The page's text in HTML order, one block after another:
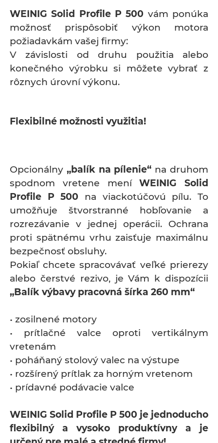
WEINIG Solid Profile P 500 vám ponúka
možnosť prispôsobiť výkon motora
požiadavkám vašej firmy:
V závislosti od druhu použitia alebo
konečného výrobku si môžete vybrať z
rôznych úrovní výkonu.
Flexibilné možnosti využitia!
Opcionálny „balík na pílenie“ na druhom
spodnom vretene meníWEINIG Solid
Profile P 500 na viackotúčovú pílu. To
umožňuje štvorstranné hobľovanie a
rozrezávanie v jednej operácii. Ochrana
proti spätnému vrhu zaisťuje maximálnu
bezpečnosť obsluhy.
Pokiaľ chcete spracovávať veľké prierezy
alebo čerstvé rezivo, je Vám k dispozícii
„Balík výbavy pracovná šírka 260 mm“
• zosilnené motory
• prítlačné valce oproti vertikálnym
vretenám
• poháňaný stolový valec na výstupe
• rozšírený prítlak za horným vretenom
• prídavné podávacie valce
WEINIG Solid Profile P 500 je jednoducho
flexibilný a vysoko produktívny a je